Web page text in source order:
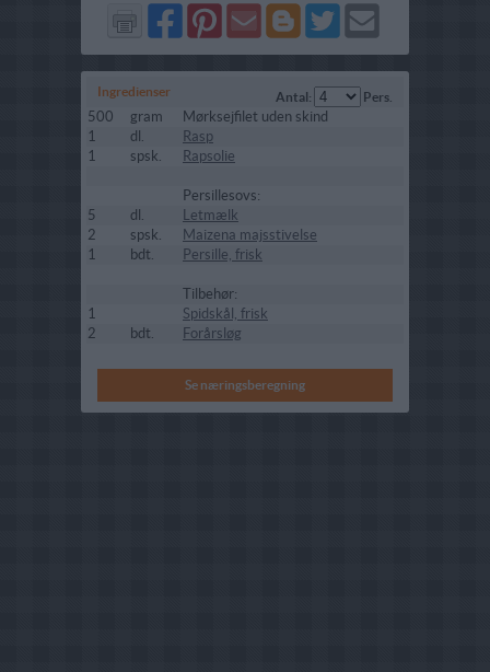
Del
på
Del
på
Send
via
Del
på
Del
på
Send
Ingredienser Antal: Pers.
500 gram
Mørksejfilet uden skind
1
dl.
Rasp
1
spsk. Rapsolie
Persillesovs:
5
dl.
Letmælk
2
spsk.
Maizena majsstivelse
1
bdt. Persille, frisk
Tilbehør:
1
Spidskål, frisk
2
bdt. Forårsløg
Se næringsberegning